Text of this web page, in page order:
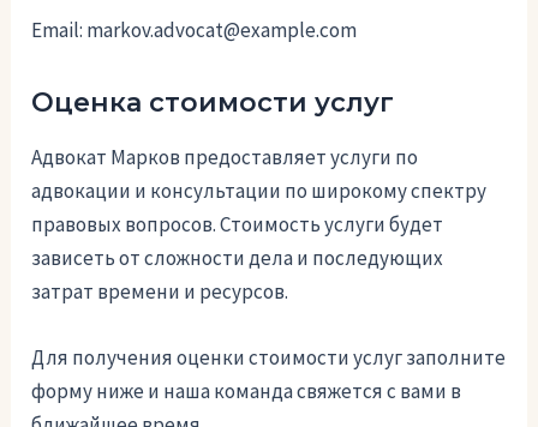
Email: markov.advoсat@example.com
Оценка стоимости услуг
Адвокат Марков предоставляет услуги по
адвокации и консультации по широкому спектру
правовых вопросов. Стоимость услуги будет
зависеть от сложности дела и последующих
затрат времени и ресурсов.
Для получения оценки стоимости услуг заполните
форму ниже и наша команда свяжется с вами в